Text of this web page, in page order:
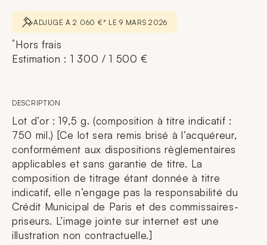
ADJUGÉ À 2 060 €* LE 9 MARS 2026
*Hors frais
Estimation : 1 300 / 1 500 €
DESCRIPTION
Lot d’or : 19,5 g. (composition à titre indicatif :
750 mil.) [Ce lot sera remis brisé à l’acquéreur,
conformément aux dispositions règlementaires
applicables et sans garantie de titre. La
composition de titrage étant donnée à titre
indicatif, elle n’engage pas la responsabilité du
Crédit Municipal de Paris et des commissaires-
priseurs. L’image jointe sur internet est une
illustration non contractuelle.]